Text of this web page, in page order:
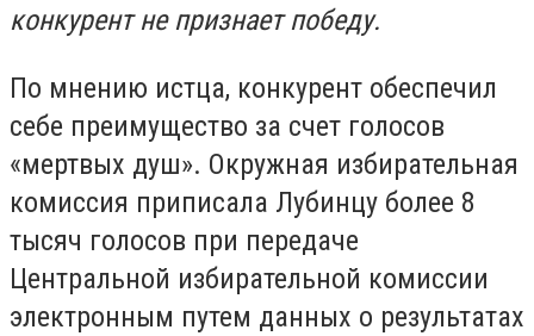
конкурент не признает победу.
По мнению истца, конкурент обеспечил
себе преимущество за счет голосов
«мертвых душ». Окружная избирательная
комиссия приписала Лубинцу более 8
тысяч голосов при передаче
Центральной избирательной комиссии
электронным путем данных о результатах